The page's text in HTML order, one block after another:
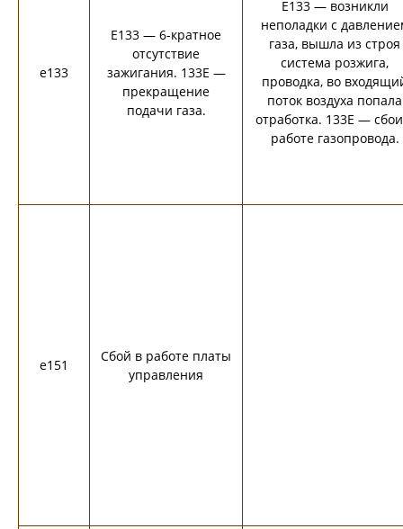
e133
E133 — 6-кратное
отсутствие
зажигания. 133E —
прекращение
подачи газа.
E133 — возникли
неполадки с
газа, вышла из строя
система розжига,
проводка, во
поток воздуха попала
отработка. 133E —
работе газопровода.
e151
Сбой в работе платы
управления